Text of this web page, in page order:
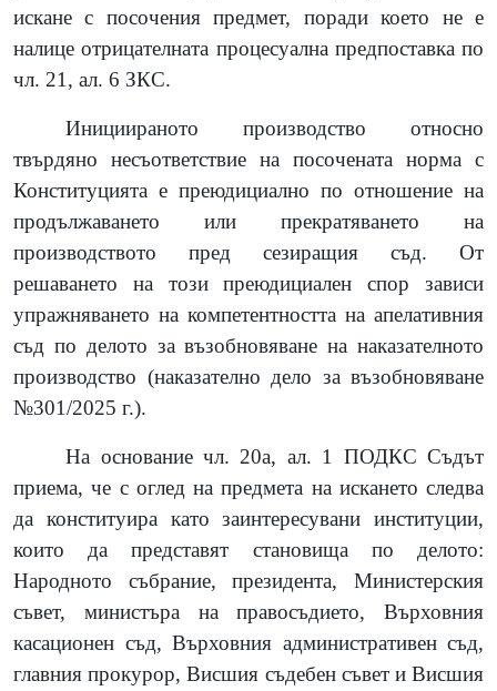
искане с посочения предмет, поради което не е
налице отрицателната процесуална предпоставка по
чл. 21, ал. 6 ЗКС.
Инициираното производство относно
твърдяно несъответствие на посочената норма с
Конституцията е преюдициално по отношение на
продължаването или прекратяването на
производството пред сезиращия съд. От
решаването на този преюдициален спор зависи
упражняването на компетентността на апелативния
съд по делото за възобновяване на наказателното
производство (наказателно дело за възобновяване
№301/2025 г.).
На основание чл. 20а, ал. 1 ПОДКС Съдът
приема, че с оглед на предмета на искането следва
да конституира като заинтересувани институции,
които да представят становища по делото:
Народното събрание, президента, Министерския
съвет, министъра на правосъдието, Върховния
касационен съд, Върховния административен съд,
главния прокурор, Висшия съдебен съвет и Висшия